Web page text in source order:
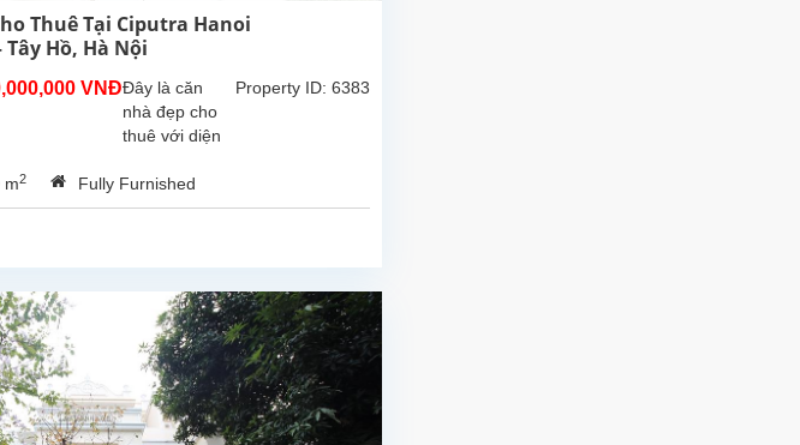
Thuê Tại Ciputra Hanoi
Hồ, Hà Nội
VNĐ Property ID: 6383
Đây là căn
nhà đẹp cho
thuê với diện
360m², tọa lạc
tại khu đô thị
và môi trường
sống...
m2 Fully Furnished